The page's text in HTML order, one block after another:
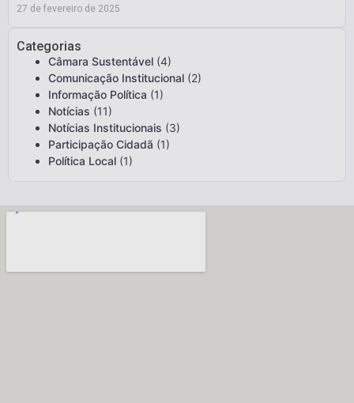
27 de fevereiro de 2025
Categorias
Câmara Sustentável (4)
Comunicação Institucional (2)
Informação Política (1)
Notícias (11)
Notícias Institucionais (3)
Participação Cidadã (1)
Política Local (1)